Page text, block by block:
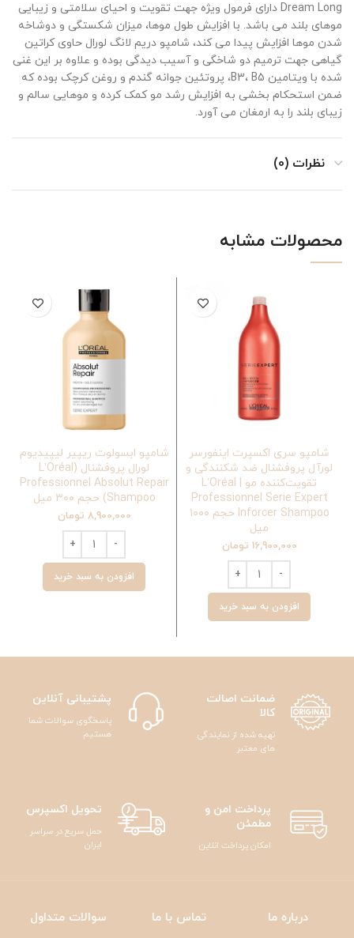
Dream Long دارای فرمول ویژه جهت تقویت و احیای سلامتی و زیبایی
موهای بلند می باشد. با افزایش طول موها، میزان شکستگی و دوشاخه
شدن موها افزایش پیدا می کند، شامپو دریم لانگ لورال حاوی کراتین
گیاهی جهت ترمیم دو شاخگی و آسیب دیدگی بوده و علاوه بر این غنی
شده با ویتامین B3، B5، پروتئین جوانه گندم و روغن کرچک بوده که
ضمن استحکام بخشی به افزایش رشد مو کمک کرده و موهایی سالم و
زیبای بلند را به ارمغان می آورد.
نظرات (0)
محصولات مشابه
شامپو سری اکسپرت اینفورسر
لورآل پروفشنال ضد شکنندگی و
تقویت‌کننده مو | L’Oréal
Professionnel Serie Expert
Inforcer Shampoo حجم ۱۰۰۰
میل
16,900,000 تومان
افزودن به سبد خرید
شامپو ابسولوت ریپیر لیپیدیوم
لورال پروفشنال (L’Oréal
Professionnel Absolut Repair
Shampoo) حجم ۳۰۰ میل
8,900,000 تومان
افزودن به سبد خرید
ضمانت اصالت
کالا
تهیه شده از نمایندگی
های معتبر
پشتیبانی آنلاین
پاسخگوی سوالات شما
هستیم
پرداخت امن و
مطمئن
امکان پرداخت انلاین
تحویل اکسپرس
حمل سریع در سراسر
ایران
درباره ما تماس با ما سوالات متداول